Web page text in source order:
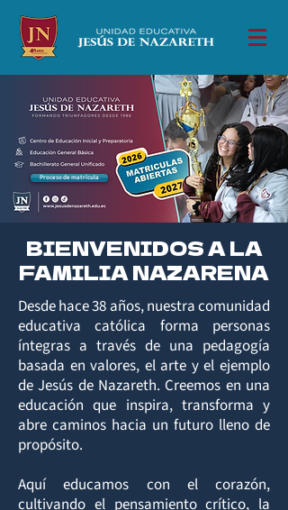
Proceso de matrícula
BIENVENIDOS A LA
FAMILIA NAZARENA
Desde hace 38 años, nuestra comunidad
educativa católica forma personas
íntegras a través de una pedagogía
basada en valores, el arte y el ejemplo
de Jesús de Nazareth. Creemos en una
educación que inspira, transforma y
abre caminos hacia un futuro lleno de
propósito.
​Aquí educamos con el corazón,
cultivando el pensamiento crítico, la